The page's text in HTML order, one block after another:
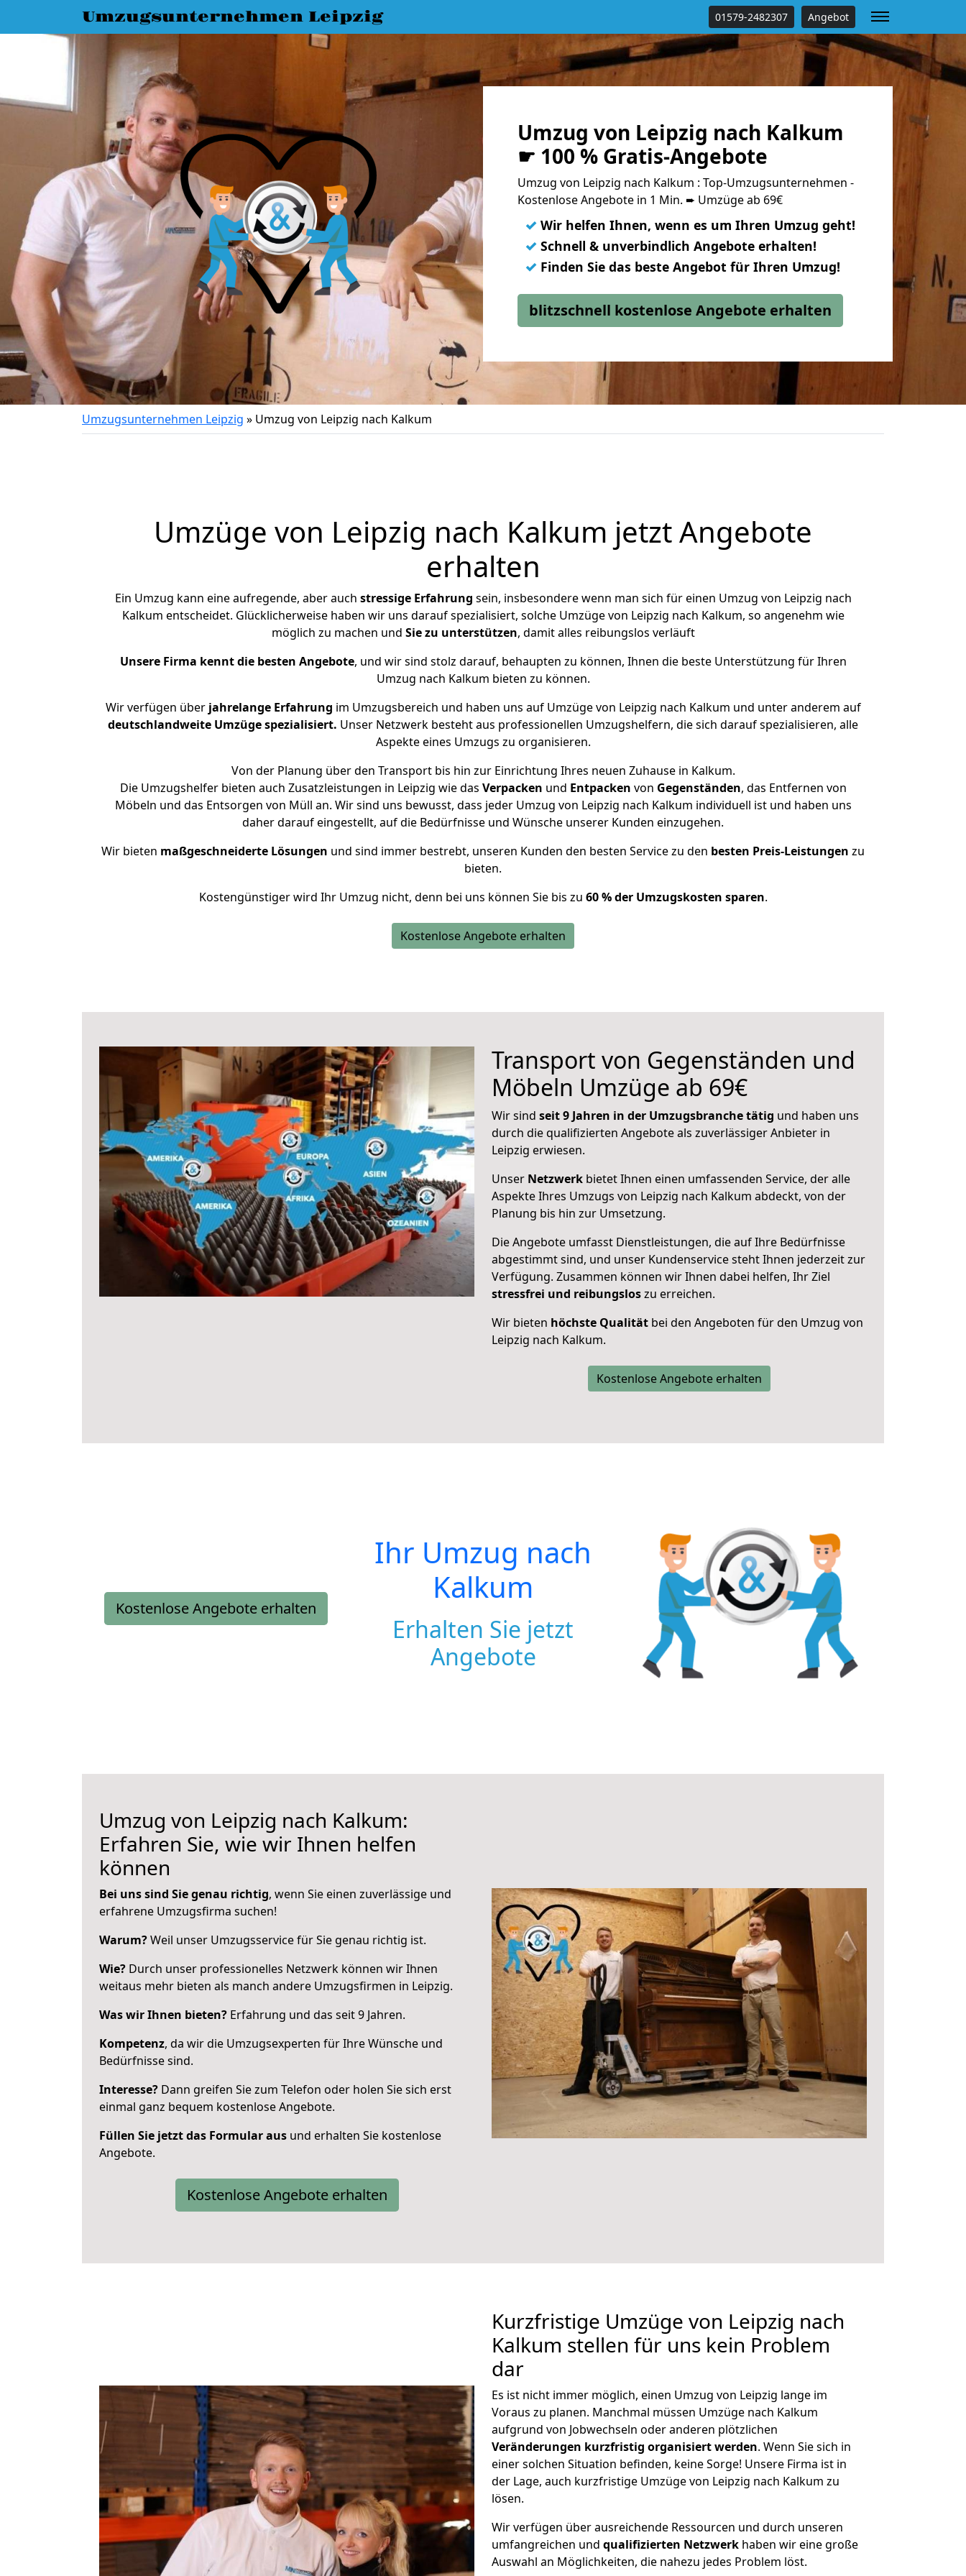
Umzugsunternehmen Leipzig 01579-2482307 Angebot
Umzug von Leipzig nach Kalkum
☛ 100 % Gratis-Angebote
Umzug von Leipzig nach Kalkum : Top-Umzugsunternehmen -
Kostenlose Angebote in 1 Min. ➨ Umzüge ab 69€
✓ Wir helfen Ihnen, wenn es um Ihren Umzug geht!
✓ Schnell & unverbindlich Angebote erhalten!
✓ Finden Sie das beste Angebot für Ihren Umzug!
blitzschnell kostenlose Angebote erhalten
Umzugsunternehmen Leipzig » Umzug von Leipzig nach Kalkum
Umzüge von Leipzig nach Kalkum jetzt Angebote
erhalten
Ein Umzug kann eine aufregende, aber auch stressige Erfahrung sein, insbesondere wenn man sich für einen Umzug von Leipzig nach
Kalkum entscheidet. Glücklicherweise haben wir uns darauf spezialisiert, solche Umzüge von Leipzig nach Kalkum, so angenehm wie
möglich zu machen und Sie zu unterstützen, damit alles reibungslos verläuft
Unsere Firma kennt die besten Angebote, und wir sind stolz darauf, behaupten zu können, Ihnen die beste Unterstützung für Ihren
Umzug nach Kalkum bieten zu können.
Wir verfügen überjahrelange Erfahrung im Umzugsbereich und haben uns auf Umzüge von Leipzig nach Kalkum und unter anderem auf
deutschlandweite Umzüge spezialisiert. Unser Netzwerk besteht aus professionellen Umzugshelfern, die sich darauf spezialisieren, alle
Aspekte eines Umzugs zu organisieren.
Von der Planung über den Transport bis hin zur Einrichtung Ihres neuen Zuhause in Kalkum.
Die Umzugshelfer bieten auch Zusatzleistungen in Leipzig wie das Verpacken und Entpacken von Gegenständen, das Entfernen von
Möbeln und das Entsorgen von Müll an. Wir sind uns bewusst, dass jeder Umzug von Leipzig nach Kalkum individuell ist und haben uns
daher darauf eingestellt, auf die Bedürfnisse und Wünsche unserer Kunden einzugehen.
Wir bieten maßgeschneiderte Lösungen und sind immer bestrebt, unseren Kunden den besten Service zu den besten Preis-Leistungen zu
bieten.
Kostengünstiger wird Ihr Umzug nicht, denn bei uns können Sie bis zu 60 % der Umzugskosten sparen.
Kostenlose Angebote erhalten
Transport von Gegenständen und
Möbeln Umzüge ab 69€
Wir sind seit 9 Jahren in der Umzugsbranche tätig und haben uns
durch die qualifizierten Angebote als zuverlässiger Anbieter in
Leipzig erwiesen.
Unser Netzwerk bietet Ihnen einen umfassenden Service, der alle
Aspekte Ihres Umzugs von Leipzig nach Kalkum abdeckt, von der
Planung bis hin zur Umsetzung.
Die Angebote umfasst Dienstleistungen, die auf Ihre Bedürfnisse
abgestimmt sind, und unser Kundenservice steht Ihnen jederzeit zur
Verfügung. Zusammen können wir Ihnen dabei helfen, Ihr Ziel
stressfrei und reibungsloszu erreichen.
Wir bieten höchste Qualität bei den Angeboten für den Umzug von
Leipzig nach Kalkum.
Kostenlose Angebote erhalten
Kostenlose Angebote erhalten
Ihr Umzug nach
Kalkum
Erhalten Sie jetzt
Angebote
Umzug von Leipzig nach Kalkum:
Erfahren Sie, wie wir Ihnen helfen
können
Bei uns sind Sie genau richtig, wenn Sie einen zuverlässige und
erfahrene Umzugsfirma suchen!
Warum?Weil unser Umzugsservice für Sie genau richtig ist.
Wie? Durch unser professionelles Netzwerk können wir Ihnen
weitaus mehr bieten als manch andere Umzugsfirmen in Leipzig.
Was wir Ihnen bieten? Erfahrung und das seit 9 Jahren.
Kompetenz, da wir die Umzugsexperten für Ihre Wünsche und
Bedürfnisse sind.
Interesse? Dann greifen Sie zum Telefon oder holen Sie sich erst
einmal ganz bequem kostenlose Angebote.
Füllen Sie jetzt das Formular aus und erhalten Sie kostenlose
Angebote.
Kostenlose Angebote erhalten
Kurzfristige Umzüge von Leipzig nach
Kalkum stellen für uns kein Problem
dar
Es ist nicht immer möglich, einen Umzug von Leipzig lange im
Voraus zu planen. Manchmal müssen Umzüge nach Kalkum
aufgrund von Jobwechseln oder anderen plötzlichen
Veränderungen kurzfristig organisiert werden. Wenn Sie sich in
einer solchen Situation befinden, keine Sorge! Unsere Firma ist in
der Lage, auch kurzfristige Umzüge von Leipzig nach Kalkum zu
lösen.
Wir verfügen über ausreichende Ressourcen und durch unseren
umfangreichen und qualifizierten Netzwerk haben wir eine große
Auswahl an Möglichkeiten, die nahezu jedes Problem löst.